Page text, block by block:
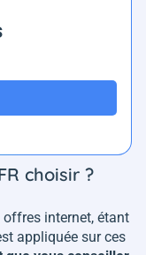
choisir ?
internet, étant
appliquée sur ces